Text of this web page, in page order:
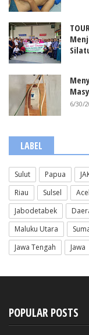
6/30/
LABEL
Sulut Papua
Riau
Sulsel
Jabodetabek
Maluku Utara
Jawa Tengah
Jawa
POPULAR POSTS